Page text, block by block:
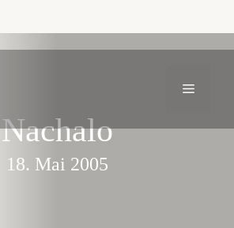
MENÜ
Nachalo
18. Mai 2005